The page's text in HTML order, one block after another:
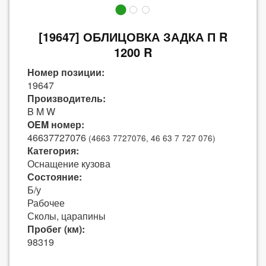
[19647] ОБЛИЦОВКА ЗАДКА П R
1200 R
Номер позиции:
19647
Производитель:
B M W
OEM номер:
46637727076 (4663 7727076, 46 63 7 727 076)
Категория:
Оснащение кузова
Состояние:
Б/у
Рабочее
Сколы, царапины
Пробег (км):
98319